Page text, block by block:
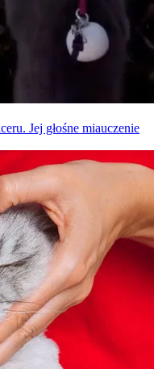
Jej głośne miauczenie